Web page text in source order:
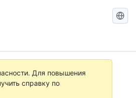
Search
Для повышения
справку по